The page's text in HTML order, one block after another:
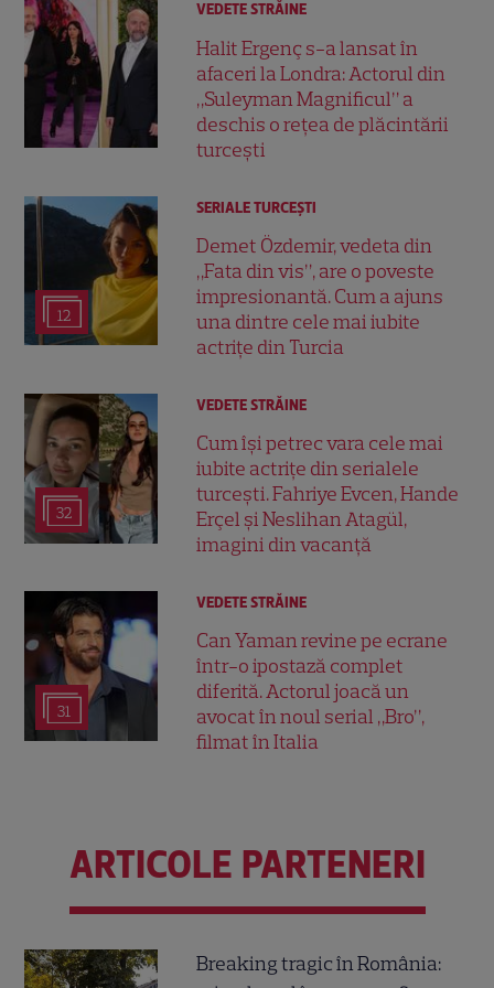
VEDETE STRĂINE
Halit Ergenç s-a lansat în
afaceri la Londra: Actorul din
„Suleyman Magnificul” a
deschis o rețea de plăcintării
turcești
12
SERIALE TURCEŞTI
Demet Özdemir, vedeta din
„Fata din vis”, are o poveste
impresionantă. Cum a ajuns
una dintre cele mai iubite
actrițe din Turcia
32
VEDETE STRĂINE
Cum își petrec vara cele mai
iubite actrițe din serialele
turcești. Fahriye Evcen, Hande
Erçel și Neslihan Atagül,
imagini din vacanță
31
VEDETE STRĂINE
Can Yaman revine pe ecrane
într-o ipostază complet
diferită. Actorul joacă un
avocat în noul serial „Bro”,
filmat în Italia
ARTICOLE PARTENERI
Breaking tragic în România: